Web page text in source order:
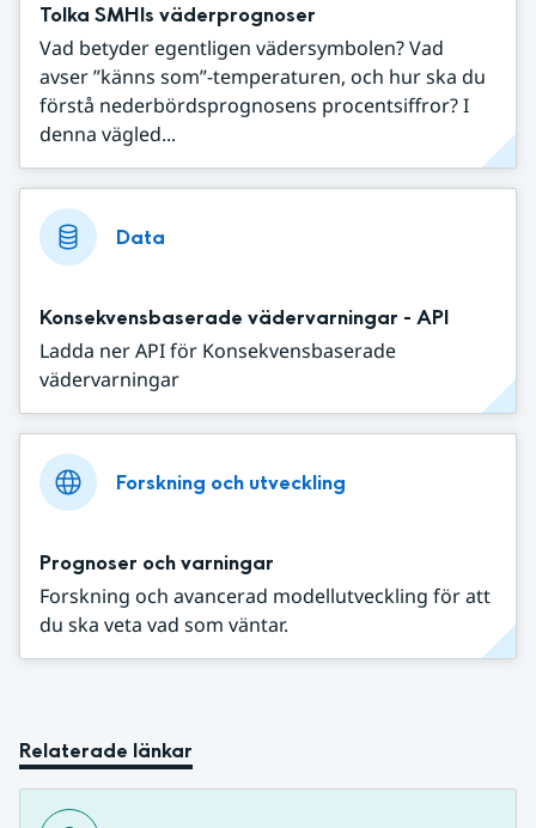
Tolka SMHIs väderprognoser
Vad betyder egentligen vädersymbolen? Vad
avser ”känns som”-temperaturen, och hur ska du
förstå nederbördsprognosens procentsiffror? I
denna vägled...
Data
Konsekvensbaserade vädervarningar - API
Ladda ner API för Konsekvensbaserade
vädervarningar
Forskning och utveckling
Prognoser och varningar
Forskning och avancerad modellutveckling för att
du ska veta vad som väntar.
Relaterade länkar